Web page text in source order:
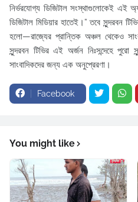
নির্ভরযোগ্য ডিজিটাল সংস্থাগুলোকেই এই
ডিজিটাল মিডিয়ার হাতেই।” তবে সুন্দরবন
হলো—রাজ্যের প্রান্তিক অঞ্চল থেকেও
সুন্দরবন টিভির এই অর্জন নিঃসন্দেহে পুরো
সাংবাদিকদের জন্য এক অনুপ্রেরণা।
Facebook
You might like